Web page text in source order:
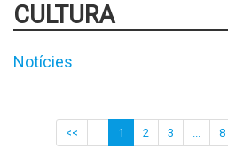
CULTURA
Notícies
<< 1 2 3 ... 8